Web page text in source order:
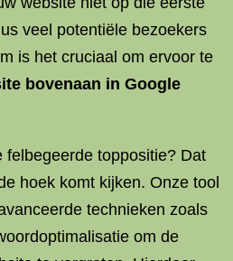
veel potentiële bezoekers
is het cruciaal om ervoor te
bovenaan in Google
felbegeerde toppositie? Dat
hoek komt kijken. Onze tool
technieken zoals
om de